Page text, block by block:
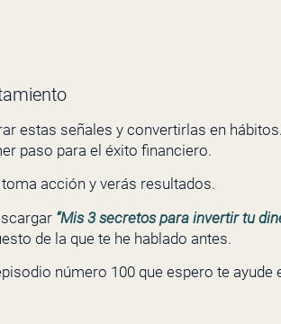
estas señales y convertirlas en hábitos.
paso para el éxito financiero.
acción y verás resultados.
“Mis 3 secretos para invertir tu
de la que te he hablado antes.
número 100 que espero te ayude